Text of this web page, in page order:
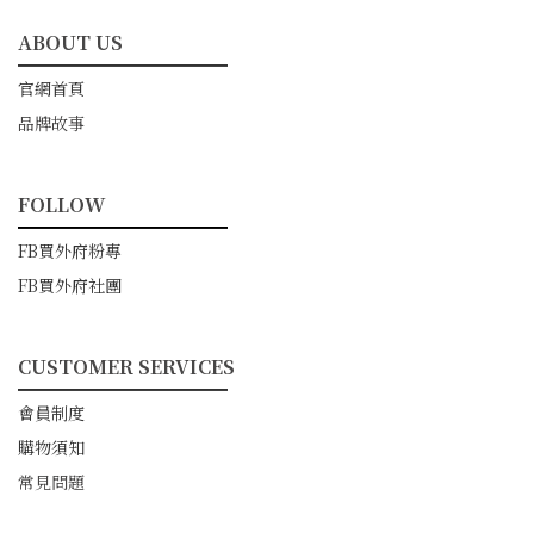
ABOUT US
━━━━━━━━━━━
官網首頁
品牌故事
FOLLOW
━━━━━━━━━━━
FB買外府粉專
FB買外府社團
CUSTOMER SERVICES
━━━━━━━━━━━
會員制度
購物須知
常見問題